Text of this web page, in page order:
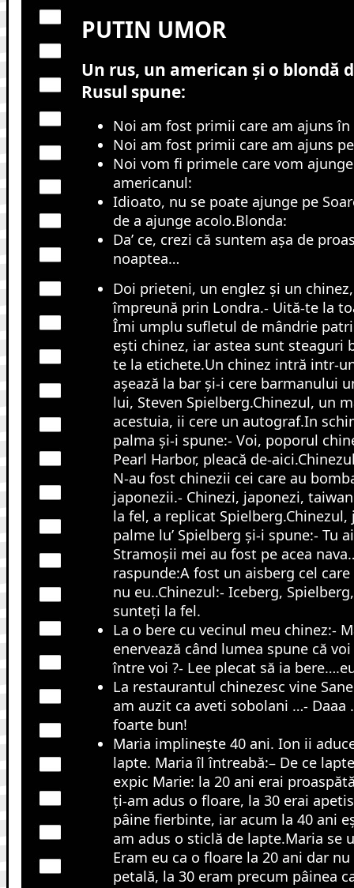
PUTIN UMOR
Un rus, un american şi o blondă
Rusul spune:
Noi am fost primii care am ajuns
Noi am fost primii care am ajuns
Noi vom fi primele care vom
americanul:
Idioato, nu se poate ajunge pe
de a ajunge acolo.Blonda:
Da’ ce, crezi că suntem aşa de
noaptea…
Doi prieteni, un englez și un
împreună prin Londra.- Uită-te la
Îmi umplu sufletul de mândrie
ești chinez, iar astea sunt steaguri
te la etichete.Un chinez intră intr-
așează la bar și-i cere barmanului
lui, Steven Spielberg.Chinezul, un
acestuia, ii cere un autograf.In
palma și-i spune:- Voi, poporul
Pearl Harbor, pleacă de-
N-au fost chinezii cei care au
japonezii.- Chinezi, japonezi,
la fel, a replicat
palme lu’ Spielberg și-i spune:- Tu
Stramoșii mei au fost pe acea
raspunde:A fost un aisberg cel
nu eu..Chinezul:- Iceberg,
sunteți la fel.
La o bere cu vecinul meu chinez:-
enervează când lumea spune că
între voi ?- Lee plecat să ia
La restaurantul chinezesc vine
am auzit ca aveti sobolani …- Daaa
foarte bun!
Maria implinește 40 ani. Ion ii
lapte. Maria îl întreabă:– De ce
expic Marie: la 20 ani erai
ți-am adus o floare, la 30 erai
pâine fierbinte, iar acum la 40 ani
am adus o sticlă de lapte.Maria se
Eram eu ca o floare la 20 ani dar
petală, la 30 eram precum pâinea